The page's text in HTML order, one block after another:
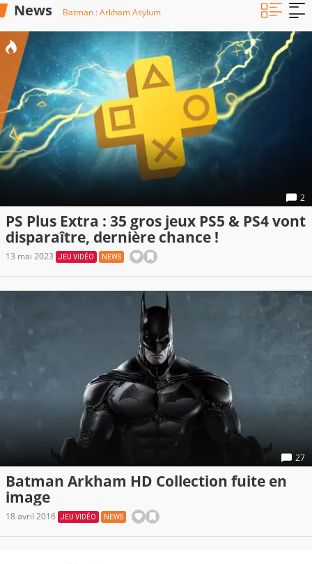
News Batman : Arkham Asylum
2
PS Plus Extra : 35 gros jeux PS5 & PS4 vont
disparaître, dernière chance !
13 mai 2023 JEU VIDÉO NEWS
27
Batman Arkham HD Collection fuite en
image
18 avril 2016 JEU VIDÉO NEWS